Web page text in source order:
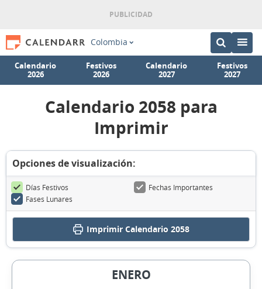
Colombia
Calendario
2026
Festivos
2026
Calendario
2027
Festivos
2027
Calendario 2058 para
Imprimir
Opciones de visualización:
Días Festivos
Fechas Importantes
Fases Lunares
ImprimirCalendario 2058
ENERO